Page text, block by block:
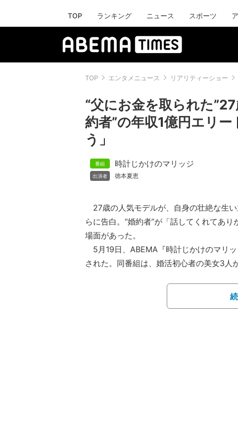
TOP ランキング ニュース スポーツ
TOP エンタメニュース リアリティーショー
“父にお金を取られた
約者”の年収1億円エリ
う」
時計じかけのマリッジ
徳本夏恵
27歳の人気モデルが、自身の壮絶な生
らに告白。“婚約者”が「話してくれてあり
場面があった。
5月19日、ABEMA『時計じかけのマリ
された。同番組は、婚活初心者の美女3人
の“ハイスぺ男性”30人の中から結婚相手を
ない婚活プログラムを追う、婚活リアリテ